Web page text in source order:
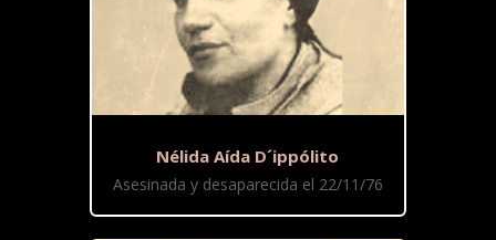
Nélida Aída D´ippólito
Asesinada y desaparecida el 22/11/76